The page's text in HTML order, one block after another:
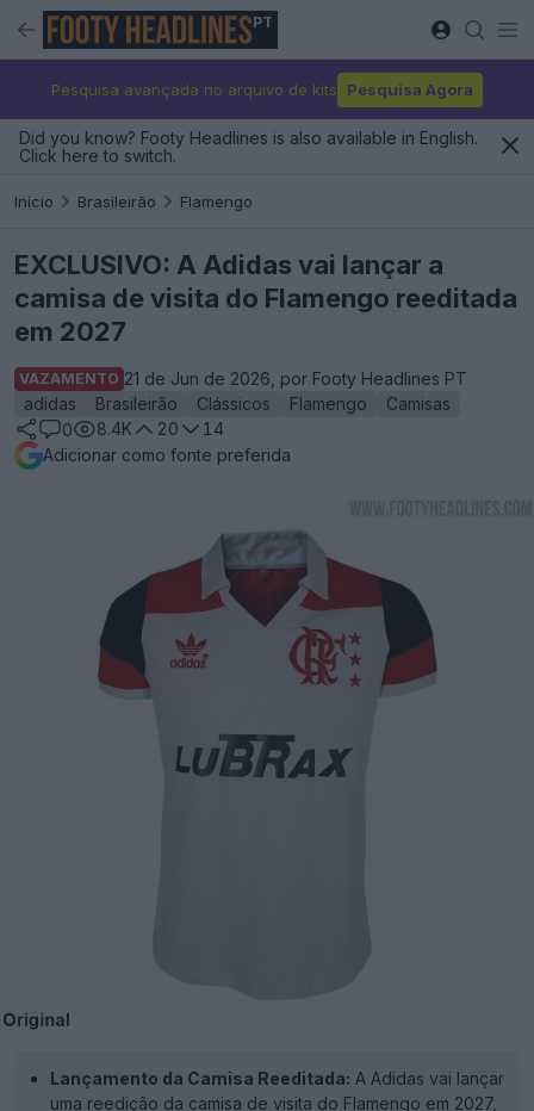
PT
Pesquisa avançada no arquivo de kits Pesquisa Agora
Did you know? Footy Headlines is also available in English.
Click here to switch.
Início Brasileirão Flamengo
EXCLUSIVO: A Adidas vai lançar a
camisa de visita do Flamengo reeditada
em 2027
VAZAMENTO 21 de Jun de 2026, por Footy Headlines PT
adidas
Brasileirão Clássicos Flamengo
Camisas
0
8.4K 20
14
Adicionar como fonte preferida
Lançamento da Camisa Reeditada: A Adidas vai lançar
uma reedição da camisa de visita do Flamengo em 2027,